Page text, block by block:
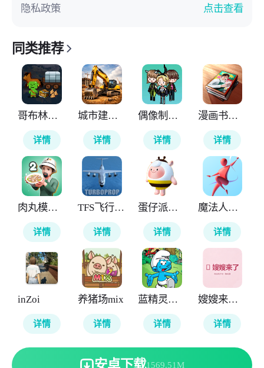
隐私政策
点击查看
同类推荐
哥布林的商队
详情
城市建筑模拟26
详情
偶像制作人
详情
漫画书店模拟器
详情
肉丸模拟器2
详情
TFS飞行模拟器涂装版本
详情
蛋仔派对抽奖模拟器
详情
魔法人形师
详情
inZoi
详情
养猪场mix
详情
蓝精灵村庄
详情
嫂嫂来了模拟器
详情
安卓下载1569.51M